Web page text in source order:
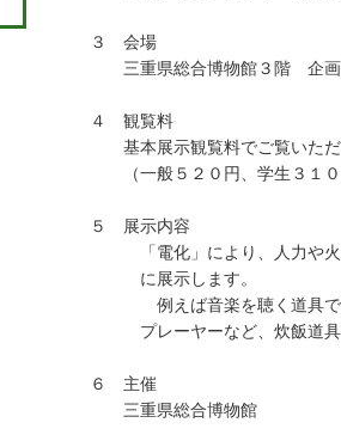
３ 会場
三重県総合博物館３階 企画
４ 観覧料
基本展示観覧料でご覧いただ
（一般５２０円、学生３１０
５ 展示内容
「電化」により、人力や火が
に展示します。
例えば音楽を聴く道具では
プレーヤーなど、炊飯道具で
６ 主催
三重県総合博物館